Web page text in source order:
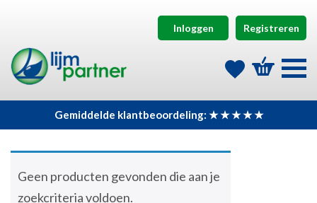
Inloggen Registreren
Gemiddelde klantbeoordeling: ★ ★ ★ ★ ★
Geen producten gevonden die aan je
zoekcriteria voldoen.